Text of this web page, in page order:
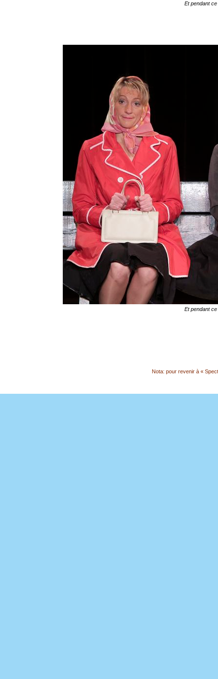
Et pendant
Et pendant
Nota: pour revenir à «